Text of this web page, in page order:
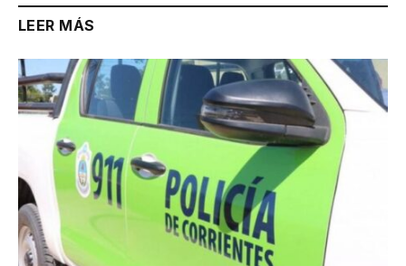
LEER MÁS